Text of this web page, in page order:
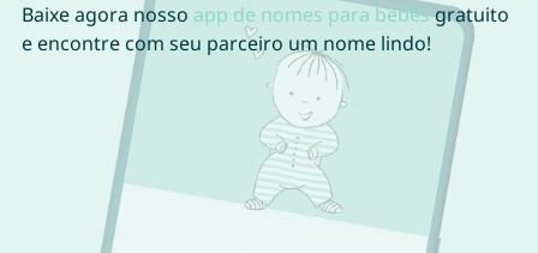
Baixe agora nosso app de nomes para bebêsgratuito
e encontre com seu parceiro um nome lindo!